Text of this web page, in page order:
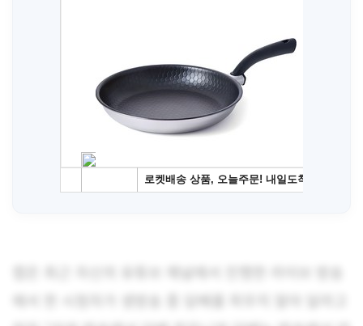
캡은 최근 자신의 유튜브 채널에서 진행한 라이브 방송
에서 한 시청자가 생방송 중 담배를 피우지 말아 달라고